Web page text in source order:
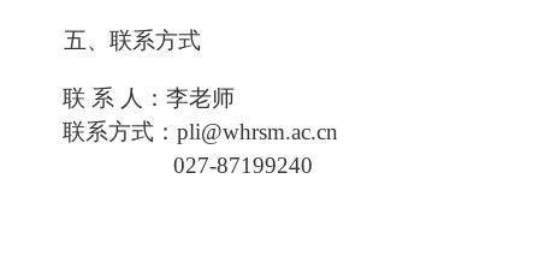
五、联系方式
联 系 人：李老师
联系方式：pli@whrsm.ac.cn
027-87199240